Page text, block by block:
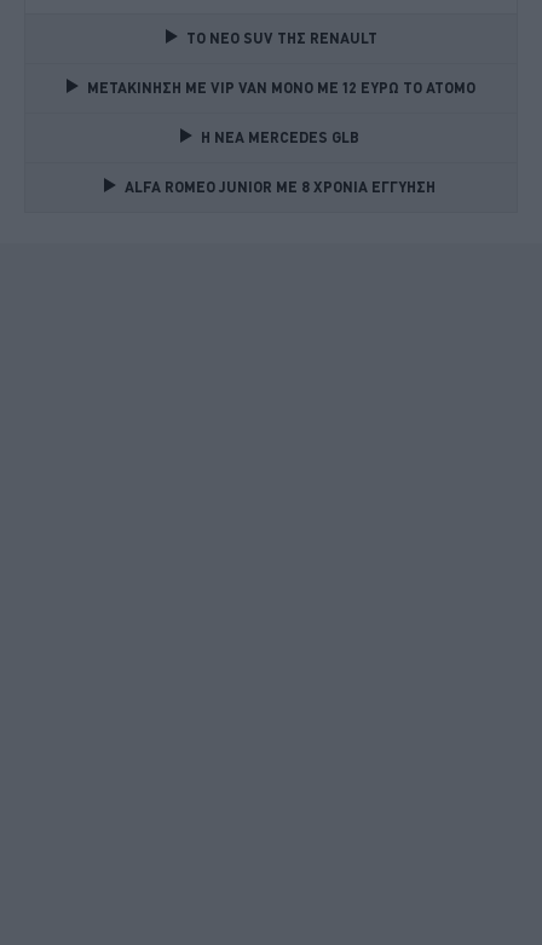
TO NEO SUV ΤΗΣ RENAULT
ΜΕΤΑΚΙΝΗΣΗ ΜΕ VIP VAN ΜΟΝΟ ΜΕ 12 ΕΥΡΩ ΤΟ ΑΤΟΜΟ
Η ΝΕΑ MERCEDES GLB
ALFA ROMEO JUNIOR ME 8 ΧΡΟΝΙΑ ΕΓΓΥΗΣΗ